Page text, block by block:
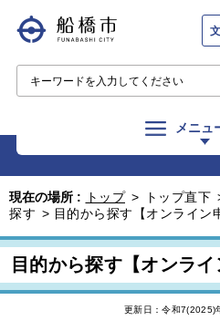
メニュ
現在の場所 : トップ > トップ直下
探す > 目的から探す【オンライン
目的から探す【オンライ
更新日：令和7(2025)